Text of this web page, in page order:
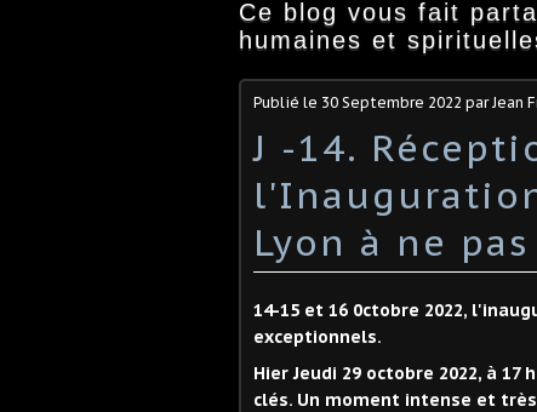
Ce blog vous fait
humaines et
Publié le 30 Septembre 2022 par Jean
J -14.
Lyon à ne
14-15 et 16 0ctobre 2022,
exceptionnels.
Hier Jeudi 29 octobre 2022, à
clés. Un moment intense et